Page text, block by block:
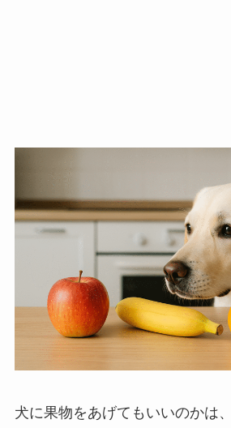
犬に果物をあげてもいいのかは